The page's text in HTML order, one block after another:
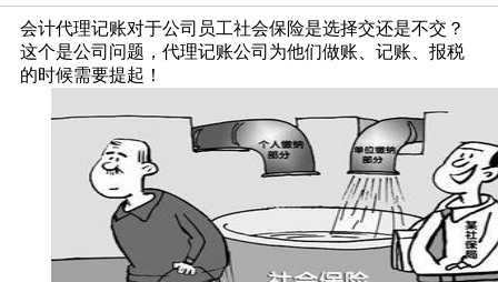
会计代理记账对于公司员工社会保险是选择交还是不交？
这个是公司问题，代理记账公司为他们做账、记账、报税
的时候需要提起！